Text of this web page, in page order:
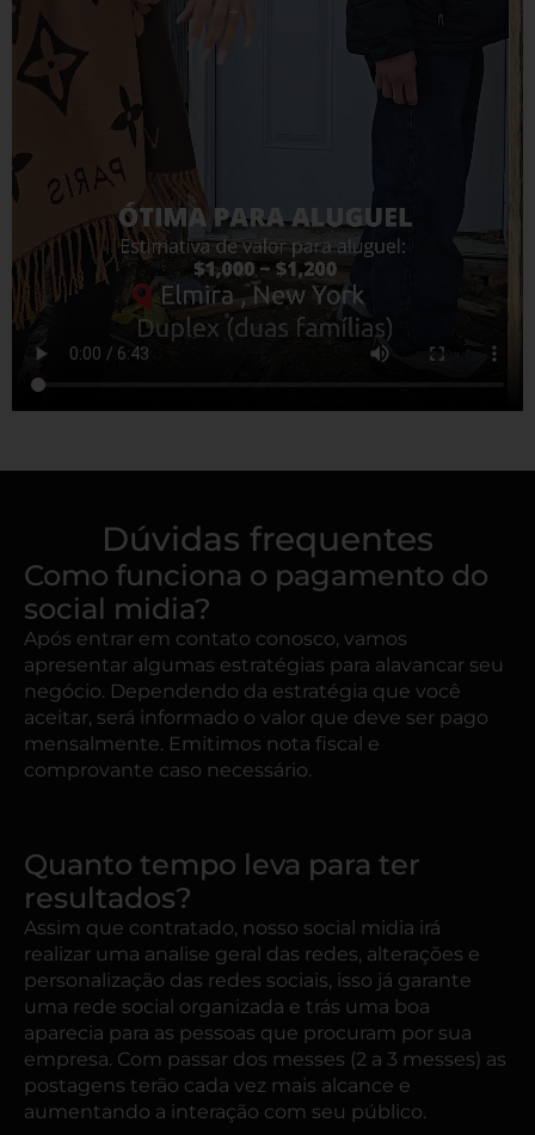
Dúvidas frequentes
Como funciona o pagamento do
social midia?
Após entrar em contato conosco, vamos
apresentar algumas estratégias para alavancar seu
negócio. Dependendo da estratégia que você
aceitar, será informado o valor que deve ser pago
mensalmente. Emitimos nota fiscal e
comprovante caso necessário.
Quanto tempo leva para ter
resultados?
Assim que contratado, nosso social midia irá
realizar uma analise geral das redes, alterações e
personalização das redes sociais, isso já garante
uma rede social organizada e trás uma boa
aparecia para as pessoas que procuram por sua
empresa. Com passar dos messes (2 a 3 messes) as
postagens terão cada vez mais alcance e
aumentando a interação com seu público.